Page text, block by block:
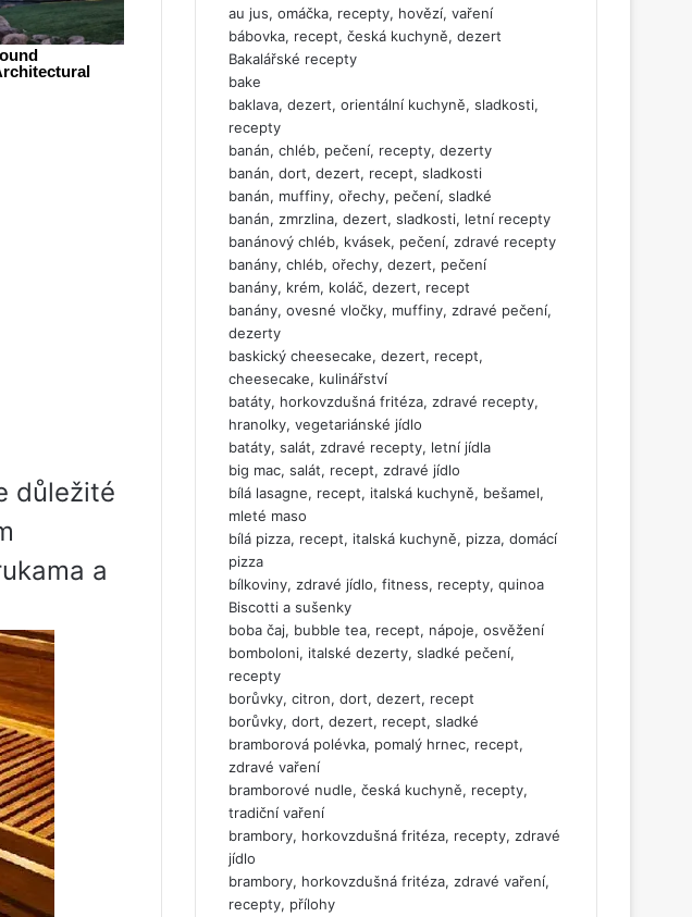
důležité
a
au jus, omáčka, recepty, hovězí, vaření
bábovka, recept, česká kuchyně, dezert
Bakalářské recepty
bake
baklava, dezert, orientální kuchyně, sladkosti,
recepty
banán, chléb, pečení, recepty, dezerty
banán, dort, dezert, recept, sladkosti
banán, muffiny, ořechy, pečení, sladké
banán, zmrzlina, dezert, sladkosti, letní recepty
banánový chléb, kvásek, pečení, zdravé recepty
banány, chléb, ořechy, dezert, pečení
banány, krém, koláč, dezert, recept
banány, ovesné vločky, muffiny, zdravé pečení,
dezerty
baskický cheesecake, dezert, recept,
cheesecake, kulinářství
batáty, horkovzdušná fritéza, zdravé recepty,
hranolky, vegetariánské jídlo
batáty, salát, zdravé recepty, letní jídla
big mac, salát, recept, zdravé jídlo
bílá lasagne, recept, italská kuchyně, bešamel,
mleté maso
bílá pizza, recept, italská kuchyně, pizza, domácí
pizza
bílkoviny, zdravé jídlo, fitness, recepty, quinoa
Biscotti a sušenky
boba čaj, bubble tea, recept, nápoje, osvěžení
bomboloni, italské dezerty, sladké pečení,
recepty
borůvky, citron, dort, dezert, recept
borůvky, dort, dezert, recept, sladké
bramborová polévka, pomalý hrnec, recept,
zdravé vaření
bramborové nudle, česká kuchyně, recepty,
tradiční vaření
brambory, horkovzdušná fritéza, recepty, zdravé
jídlo
brambory, horkovzdušná fritéza, zdravé vaření,
recepty, přílohy